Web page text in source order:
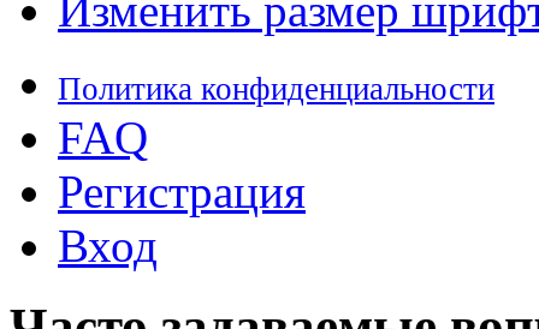
Политика конфиденциальности
FAQ
Регистрация
Вход